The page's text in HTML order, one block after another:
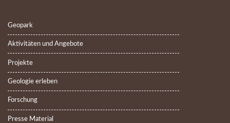
Geopark
Aktivitäten und Angebote
Projekte
Geologie erleben
Forschung
Presse Material